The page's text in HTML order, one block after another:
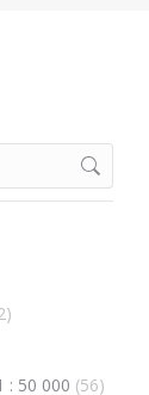
: 50 000 (56)